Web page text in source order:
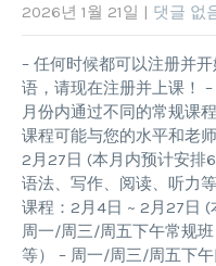
2026년 1월 21일 | 댓글 없
– 任何时候都可以注册并
语，请现在注册并上课！
月份内通过不同的常规课
课程可能与您的水平和老
2月27日 (本月内预计安排
语法、写作、阅读、听力
课程：2月4日 ~ 2月27日
周一/周三/周五下午常规
等） – 周一/周三/周五下